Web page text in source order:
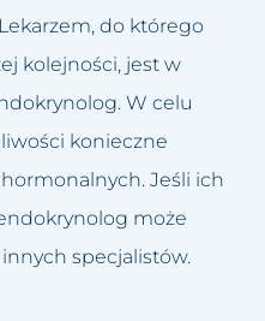
do którego
kolejności, jest w
W celu
konieczne
Jeśli ich
może
specjalistów.